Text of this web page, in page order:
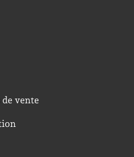
vente